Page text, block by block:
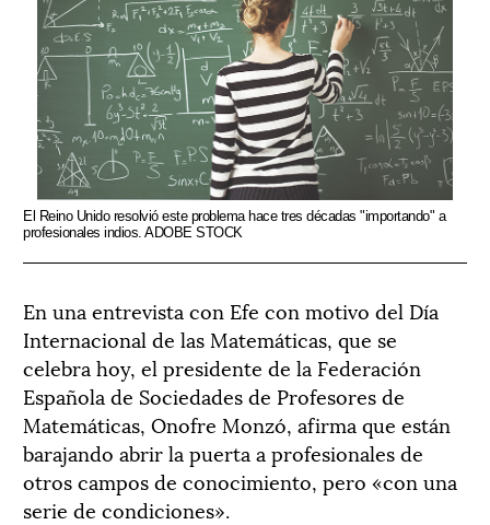
El Reino Unido resolvió este problema hace tres décadas "importando" a
profesionales indios. ADOBE STOCK
En una entrevista con Efe con motivo del Día
Internacional de las Matemáticas, que se
celebra hoy, el presidente de la Federación
Española de Sociedades de Profesores de
Matemáticas, Onofre Monzó, afirma que están
barajando abrir la puerta a profesionales de
otros campos de conocimiento, pero «con una
serie de condiciones».